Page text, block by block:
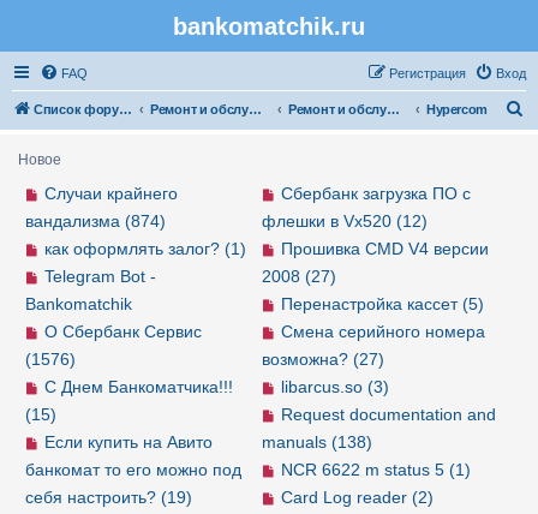
bankomatchik.ru
FAQ Вход
Регистрация
Список форумов Ремонт и обслуживание банковской техники Ремонт и обслуживание POS-терминалов Hypercom
Новое
Сбербанк загрузка ПО с
флешки в Vx520 (12)
Прошивка CMD V4 версии
2008 (27)
Перенастройка кассет (5)
Смена серийного номера
возможна? (27)
libarcus.so (3)
Request documentation and
manuals (138)
NCR 6622 m status 5 (1)
Card Log reader (2)
Случаи крайнего
вандализма (874)
как оформлять залог? (1)
Telegram Bot -
Bankomatchik
О Сбербанк Сервис
(1576)
С Днем Банкоматчика!!!
(15)
Если купить на Авито
банкомат то его можно под
себя настроить? (19)